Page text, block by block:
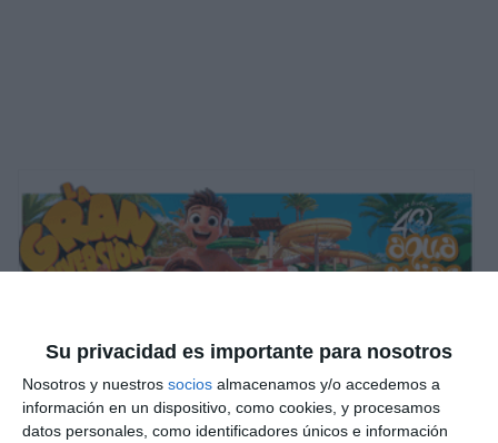
Su privacidad es importante para nosotros
Nosotros y nuestros socios almacenamos y/o accedemos a
información en un dispositivo, como cookies, y procesamos
datos personales, como identificadores únicos e información